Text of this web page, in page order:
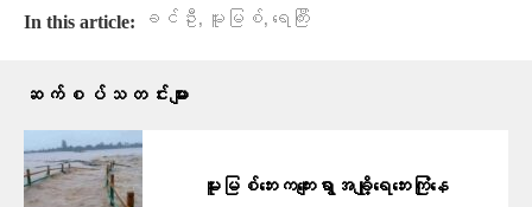
In this article: ခင်ဦး, မူးမြစ်, ရေကြီး
ဆက်စပ်သတင်းများ
မူးမြစ်ဘေးကကျေးရွာအချို့ရေဘေးကြုံနေ